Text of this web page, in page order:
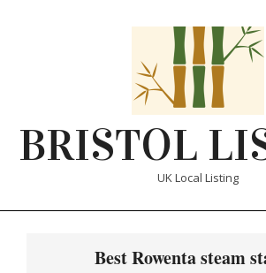
BRISTOL
UK Local Listing
Best Rowenta steam